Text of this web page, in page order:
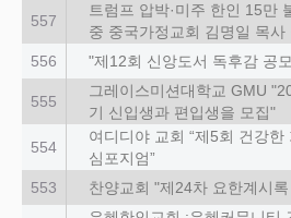
557
트럼프 압박·미주 한인 15만
중 중국가정교회 김명일 목사
556 "제12회 신앙도서 독후감 공
555
그레이스미션대학교 GMU
기 신입생과 편입생을 모집"
554
여디디야 교회 “제5회 건강한
심포지엄”
553 찬양교회 "제24차 요한계시